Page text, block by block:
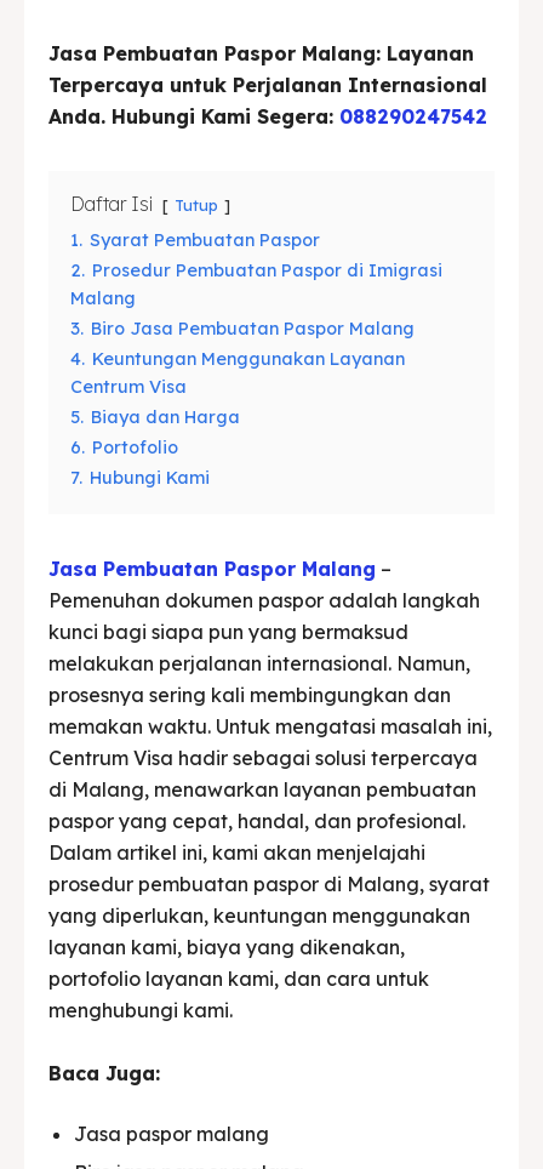
Blog
Blog
Jasa Pembuatan Paspor Malang: Layanan
Terpercaya untuk Perjalanan Internasional
Anda. Hubungi Kami Segera: 088290247542
Daftar Isi Tutup
1. Syarat Pembuatan Paspor
2. Prosedur Pembuatan Paspor di Imigrasi
Malang
3. Biro Jasa Pembuatan Paspor Malang
4. Keuntungan Menggunakan Layanan
Centrum Visa
5. Biaya dan Harga
6. Portofolio
7. Hubungi Kami
Jasa Pembuatan Paspor Malang –
Pemenuhan dokumen paspor adalah langkah
kunci bagi siapa pun yang bermaksud
melakukan perjalanan internasional. Namun,
prosesnya sering kali membingungkan dan
memakan waktu. Untuk mengatasi masalah ini,
Centrum Visa hadir sebagai solusi terpercaya
di Malang, menawarkan layanan pembuatan
paspor yang cepat, handal, dan profesional.
Dalam artikel ini, kami akan menjelajahi
prosedur pembuatan paspor di Malang, syarat
yang diperlukan, keuntungan menggunakan
layanan kami, biaya yang dikenakan,
portofolio layanan kami, dan cara untuk
menghubungi kami.
Baca Juga:
Jasa paspor malang